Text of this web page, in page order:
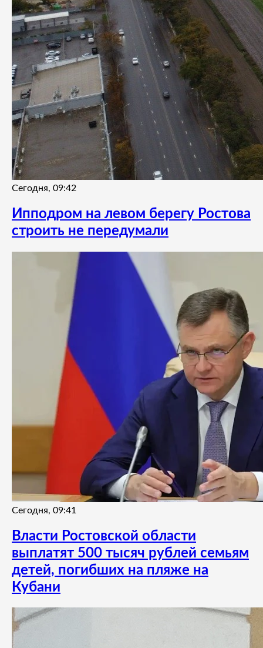
Сегодня, 09:42
Ипподром на левом берегу Ростова
строить не передумали
Сегодня, 09:41
Власти Ростовской области
выплатят 500 тысяч рублей семьям
детей, погибших на пляже на
Кубани